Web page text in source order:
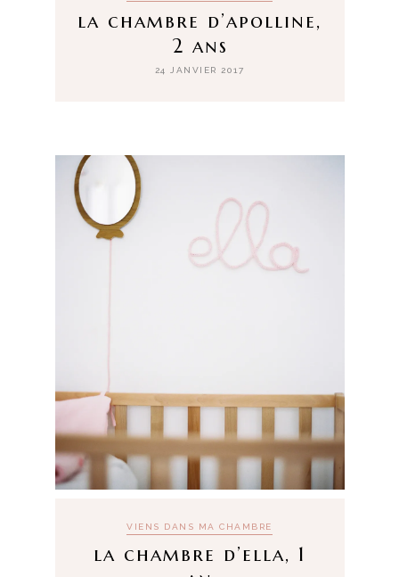
la chambre d’apolline,
2 ans
24 JANVIER 2017
VIENS DANS MA CHAMBRE
la chambre d’ella, 1